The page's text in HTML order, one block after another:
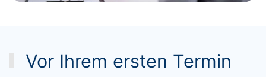
Vor Ihrem ersten Termin